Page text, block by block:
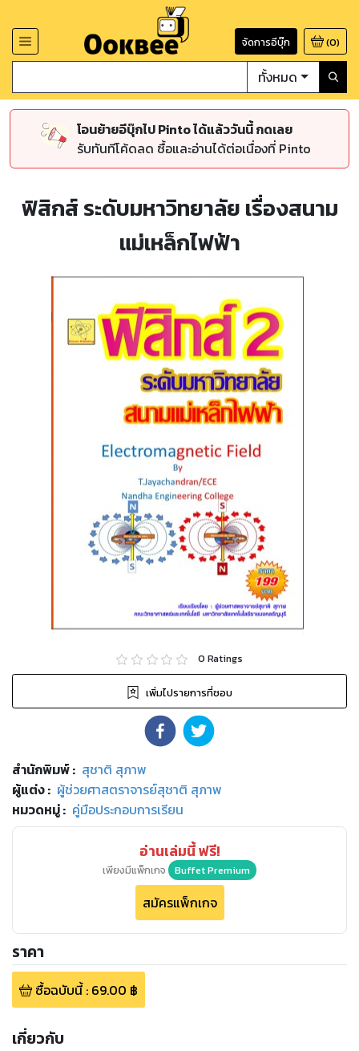
จัดการอีบุ๊ก (0)
ทั้งหมด
โอนย้ายอีบุ๊กไป Pinto ได้แล้ววันนี้ กดเลย
รับทันทีโค้ดลด ซื้อและอ่านได้ต่อเนื่องที่ Pinto
ฟิสิกส์ ระดับมหาวิทยาลัย เรื่องสนาม
แม่เหล็กไฟฟ้า
0 Ratings
เพิ่มไปรายการที่ชอบ
สำนักพิมพ์: สุชาติ สุภาพ
ผู้แต่ง : ผู้ช่วยศาสตราจารย์สุชาติ สุภาพ
หมวดหมู่: คู่มือประกอบการเรียน
อ่านเล่มนี้ ฟรี!
เพียงมีแพ็กเกจ Buffet Premium
สมัครแพ็กเกจ
ราคา
ซื้อฉบับนี้: 69.00 ฿
เกี่ยวกับ